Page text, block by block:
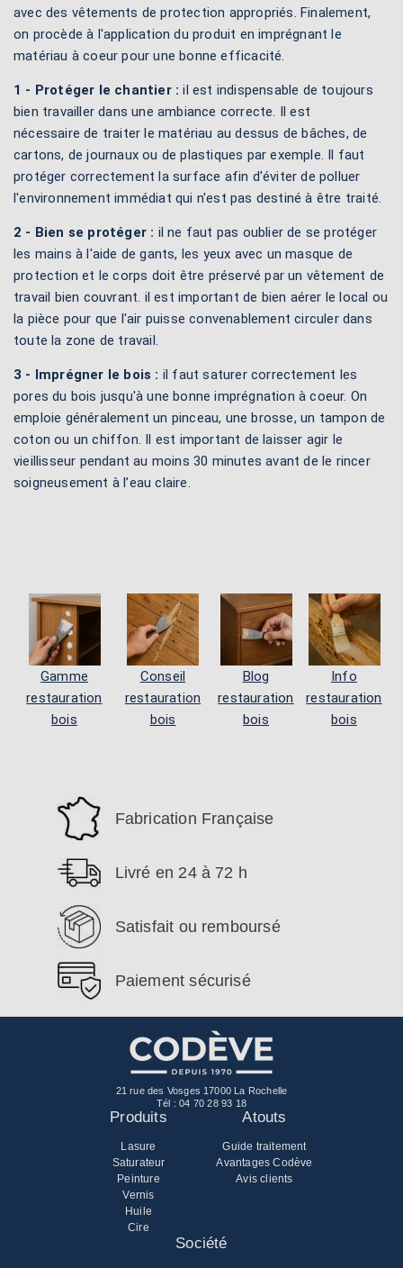
avec des vêtements de protection appropriés. Finalement,
on procède à l'application du produit en imprégnant le
matériau à coeur pour une bonne efficacité.
1 - Protéger le chantier : il est indispensable de toujours
bien travailler dans une ambiance correcte. Il est
nécessaire de traiter le matériau au dessus de bâches, de
cartons, de journaux ou de plastiques par exemple. Il faut
protéger correctement la surface afin d'éviter de polluer
l'environnement immédiat qui n'est pas destiné à être traité.
2 - Bien se protéger : il ne faut pas oublier de se protéger
les mains à l'aide de gants, les yeux avec un masque de
protection et le corps doit être préservé par un vêtement de
travail bien couvrant. il est important de bien aérer le local ou
la pièce pour que l'air puisse convenablement circuler dans
toute la zone de travail.
3 - Imprégner le bois : il faut saturer correctement les
pores du bois jusqu'à une bonne imprégnation à coeur. On
emploie généralement un pinceau, une brosse, un tampon de
coton ou un chiffon. Il est important de laisser agir le
vieillisseur pendant au moins 30 minutes avant de le rincer
soigneusement à l’eau claire.
Gamme
restauration
bois
Conseil
restauration
bois
Blog
restauration
bois
Info
restauration
bois
Fabrication Française
Livré en 24 à 72 h
Satisfait ou remboursé
Paiement sécurisé
21 rue des Vosges 17000 La Rochelle
Tél :04 70 28 93 18
Produits
Lasure
Saturateur
Peinture
Vernis
Huile
Cire
Atouts
Guide traitement
Avantages Codève
Avis clients
Société